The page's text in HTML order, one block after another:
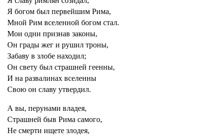
Я богом был первейшим Рима,
Мной Рим вселенной богом стал.
Мои одни признав законы,
Он грады жег и рушил троны,
Забаву в злобе находил;
Он свету был страшней геенны,
И на развалинах вселенны
Свою он славу утвердил.
А вы, перунами владея,
Страшней быв Рима самого,
Не смерти ищете злодея,